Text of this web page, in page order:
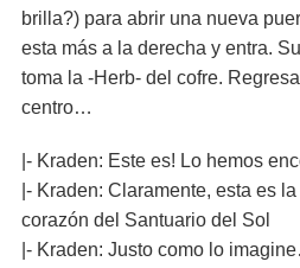
brilla?) para abrir una nueva
esta más a la derecha y entra.
toma la -Herb- del cofre.
centro…
|- Kraden: Este es! Lo hemos
|- Kraden: Claramente, esta es
corazón del Santuario del Sol
|- Kraden: Justo como lo